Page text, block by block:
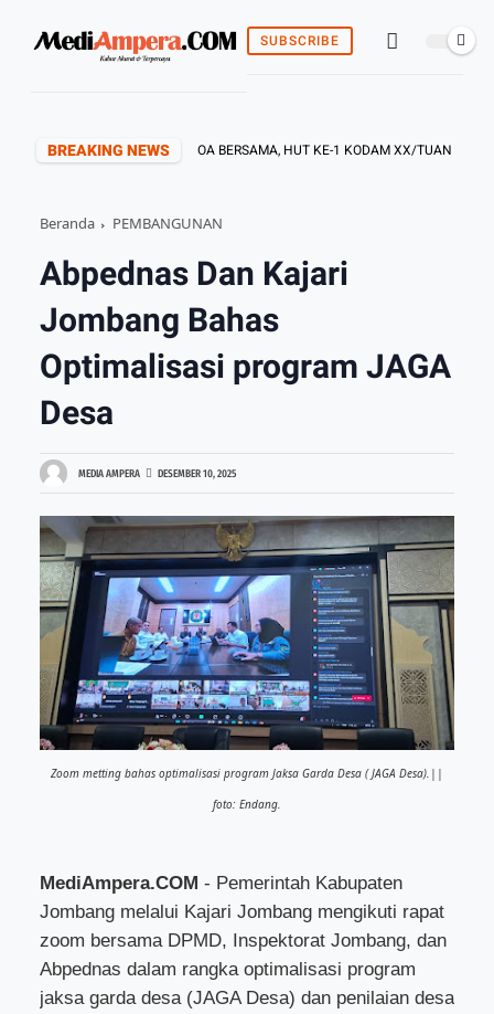
SUBSCRIBE
BREAKING NEWS
KOREM 042/GAPU GELAR DOA BERSAMA, HUT KE-1 KODAM XX/TUANKU IMAM
Beranda PEMBANGUNAN
Abpednas Dan Kajari
Jombang Bahas
Optimalisasi program JAGA
Desa
MEDIA AMPERA DESEMBER 10, 2025
Zoom metting bahas optimalisasi program Jaksa Garda Desa ( JAGA Desa).||
foto: Endang.
MediAmpera.COM - Pemerintah Kabupaten
Jombang melalui Kajari Jombang mengikuti rapat
zoom bersama DPMD, Inspektorat Jombang, dan
Abpednas dalam rangka optimalisasi program
jaksa garda desa (JAGA Desa) dan penilaian desa